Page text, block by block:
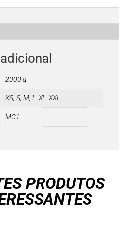
2000 g
XS, S, M, L, XL, XXL
MC1
PRODUTOS